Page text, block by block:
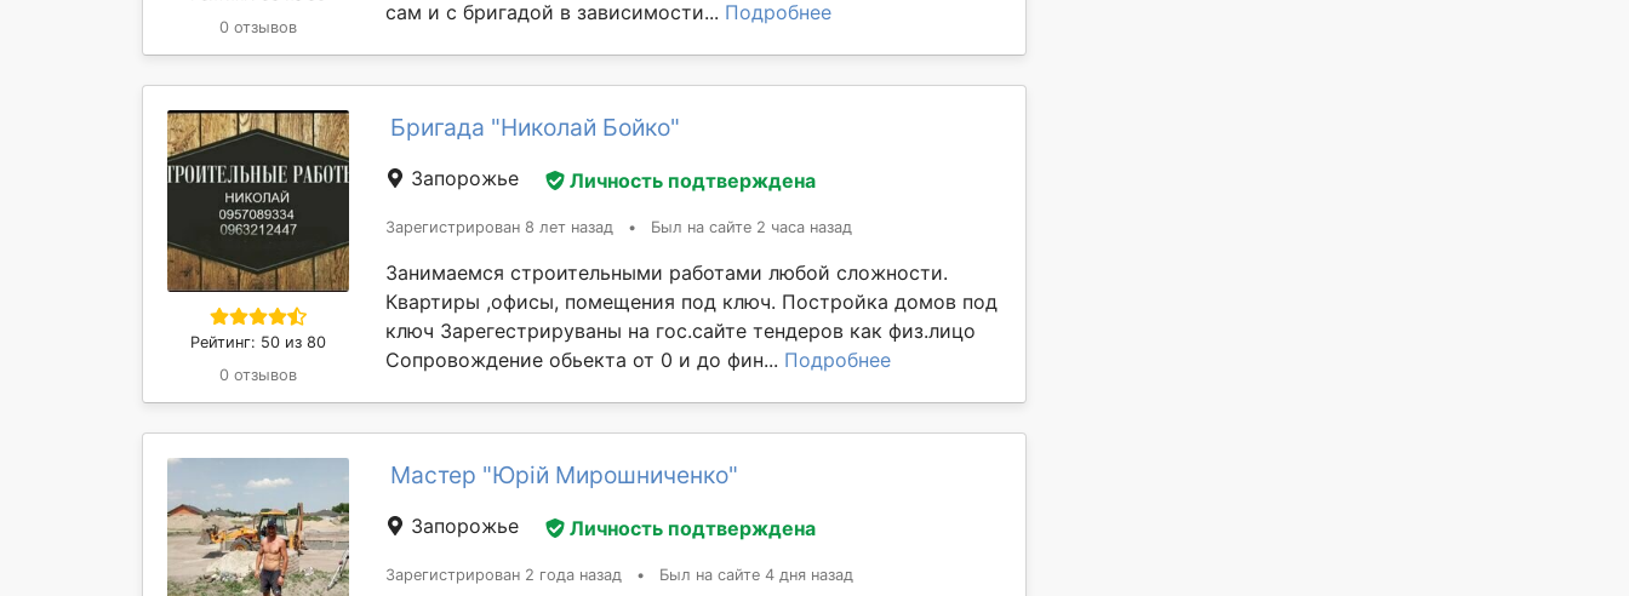
0 отзывов
сам и с бригадой в зависимости... Подробнее
Рейтинг: 50 из 80
0 отзывов
Бригада "Николай Бойко"
Запорожье Личность подтверждена
Зарегистрирован 8 лет назад • Был на сайте 2 часа назад
Занимаемся строительными работами любой сложности.
Квартиры ,офисы, помещения под ключ. Постройка домов под
ключ Зарегестрируваны на гос.сайте тендеров как физ.лицо
Сопровождение обьекта от 0 и до фин... Подробнее
Мастер "Юрій Мирошниченко"
Запорожье Личность подтверждена
Зарегистрирован 2 года назад • Был на сайте 4 дня назад